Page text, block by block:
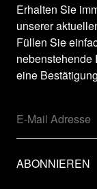
Erhalten Sie
unserer
Füllen Sie
nebenstehende
eine